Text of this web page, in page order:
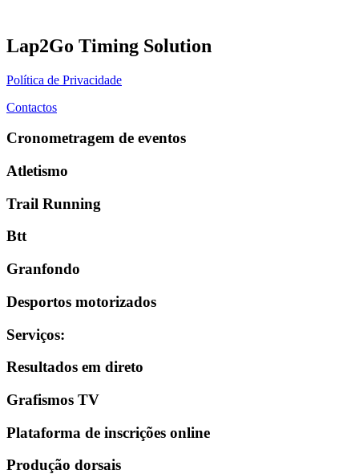
Lap2Go Timing Solution
Política de Privacidade
Contactos
Cronometragem de eventos
Atletismo
Trail Running
Btt
Granfondo
Desportos motorizados
Serviços:
Resultados em direto
Grafismos TV
Plataforma de inscrições online
Produção dorsais